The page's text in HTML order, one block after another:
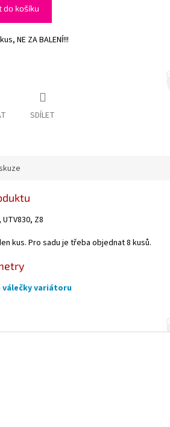
do košíku
NE ZA BALENÍ!!!
SDÍLET
Z8
kus. Pro sadu je třeba objednat 8 kusů.
válečky variátoru